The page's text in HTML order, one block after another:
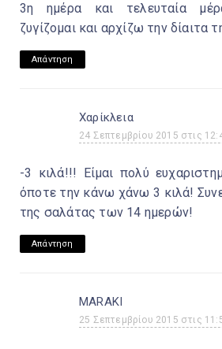
3η ημέρα και τελευταία
ζυγίζομαι και αρχίζω την δίαιτα
Απάντηση
Χαρίκλεια
24 Σεπτεμβρίου 2015 στις
-3 κιλά!!! Είμαι πολύ
όποτε την κάνω χάνω 3 κιλά!
της σαλάτας των 14 ημερών!
Απάντηση
MARAKI
25 Σεπτεμβρίου 2015 στις